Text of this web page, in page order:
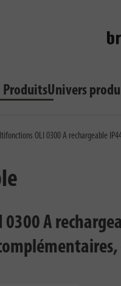
ProduitsUnivers
OLI 0300 A rechargeable
A